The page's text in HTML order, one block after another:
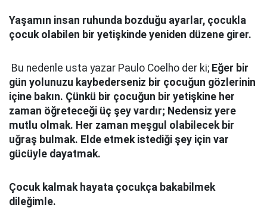
Yaşamın insan ruhunda bozduğu ayarlar, çocukla
çocuk olabilen bir yetişkinde yeniden düzene girer.
Bu nedenle usta yazar Paulo Coelho der ki; Eğer bir
gün yolunuzu kaybederseniz bir çocuğun gözlerinin
içine bakın. Çünkü bir çocuğun bir yetişkine her
zaman öğreteceği üç şey vardır; Nedensiz yere
mutlu olmak. Her zaman meşgul olabilecek bir
uğraş bulmak. Elde etmek istediği şey için var
gücüyle dayatmak.
Çocuk kalmak hayata çocukça bakabilmek
dileğimle.